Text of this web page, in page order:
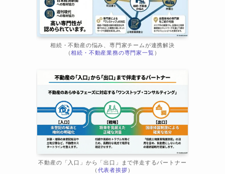
相続・不動産の悩み、専門家チームが連携解決
（相続・不動産業務の専門家一覧）
不動産の「入口」から「出口」まで伴走するパートナー
（代表者挨拶）